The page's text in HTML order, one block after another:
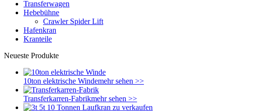
Transferwagen
Hebebühne
Crawler Spider Lift
Hafenkran
Kranteile
Neueste Produkte
10ton elektrische Windemehr sehen >>
Transferkarren-Fabrikmehr sehen >>